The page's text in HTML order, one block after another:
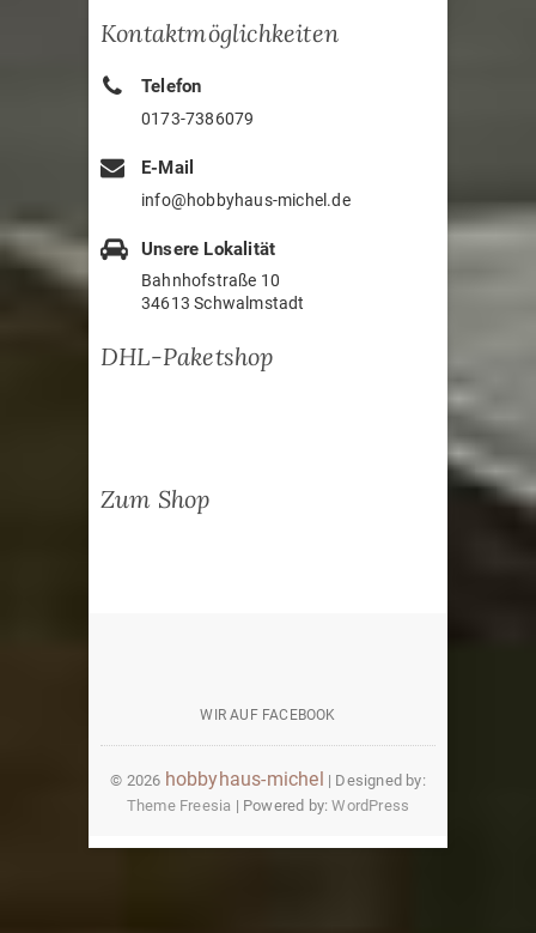
Kontaktmöglichkeiten
Telefon
0173-7386079
E-Mail
info@hobbyhaus-michel.de
Unsere Lokalität
Bahnhofstraße 10
34613 Schwalmstadt
DHL-Paketshop
Zum Shop
auf
facebook
WIR AUF FACEBOOK
© 2026 hobbyhaus-michel | Designed by:
Theme Freesia | Powered by:WordPress